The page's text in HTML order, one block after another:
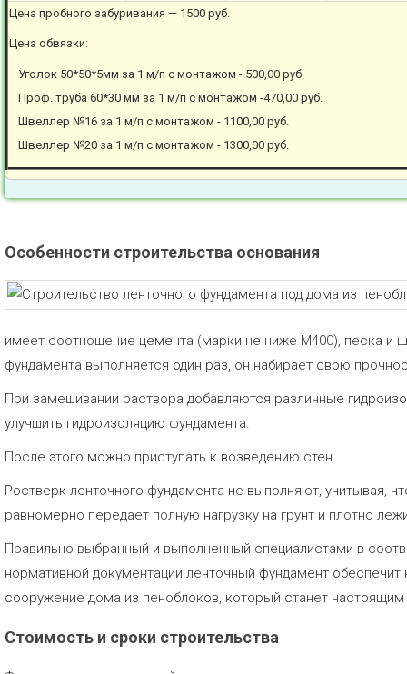
Цена пробного забуривания — 1500 руб.
Цена обвязки:
Уголок 50*50*5мм за 1 м/п с монтажом - 500,00 руб.
Проф. труба 60*30 мм за 1 м/п с монтажом -470,00 руб.
Швеллер №16 за 1 м/п с монтажом - 1100,00 руб.
Швеллер №20 за 1 м/п с монтажом - 1300,00 руб.
Особенности строительства основания
имеет соотношение цемента (марки не ниже М400), песка и
фундамента выполняется один раз, он набирает свою
При замешивании раствора добавляются различные
улучшить гидроизоляцию фундамента.
После этого можно приступать к возведению стен.
Ростверк ленточного фундамента не выполняют, учитывая,
равномерно передает полную нагрузку на грунт и плотно
Правильно выбранный и выполненный специалистами в
нормативной документации ленточный фундамент
сооружение дома из пеноблоков, который станет
Стоимость и сроки строительства